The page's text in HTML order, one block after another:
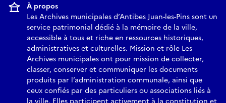
À propos
Les Archives municipales d’Antibes Juan-les-Pins sont un
service patrimonial dédié à la mémoire de la ville,
accessible à tous et riche en ressources historiques,
administratives et culturelles. Mission et rôle Les
Archives municipales ont pour mission de collecter,
classer, conserver et communiquer les documents
produits par l’administration communale, ainsi que
ceux confiés par des particuliers ou associations liés à